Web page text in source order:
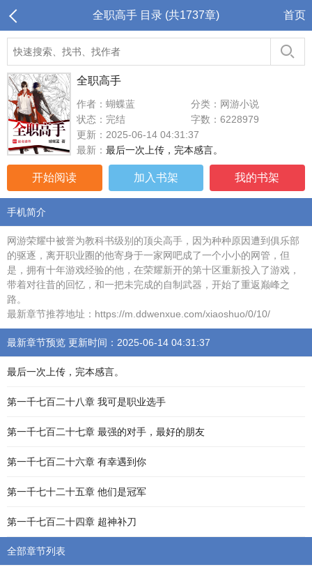
全职高手 目录 (共1737章) 首页
全职高手
作者：蝴蝶蓝
分类：网游小说
状态：完结
字数：6228979
更新：2025-06-14 04:31:37
最新： 最后一次上传，完本感言。
开始阅读 加入书架 我的书架
手机简介
网游荣耀中被誉为教科书级别的顶尖高手，因为种种原因遭到俱乐部
的驱逐，离开职业圈的他寄身于一家网吧成了一个小小的网管，但
是，拥有十年游戏经验的他，在荣耀新开的第十区重新投入了游戏，
带着对往昔的回忆，和一把未完成的自制武器，开始了重返巅峰之
路。
最新章节推荐地址：https://m.ddwenxue.com/xiaoshuo/0/10/
最新章节预览 更新时间：2025-06-14 04:31:37
最后一次上传，完本感言。
第一千七百二十八章 我可是职业选手
第一千七百二十七章 最强的对手，最好的朋友
第一千七百二十六章 有幸遇到你
第一千七十二十五章 他们是冠军
第一千七百二十四章 超神补刀
全部章节列表